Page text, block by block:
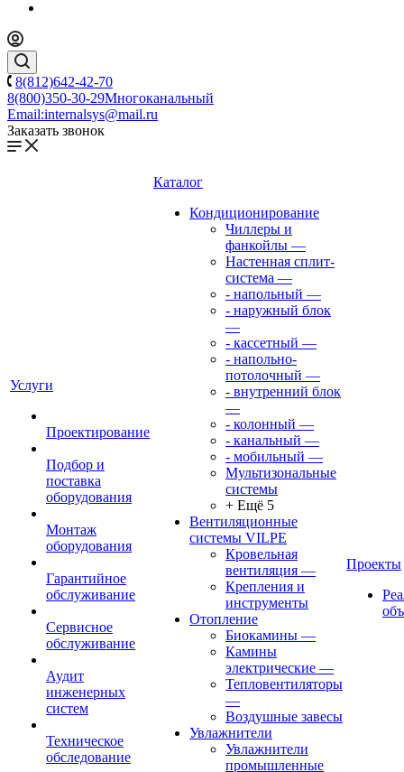
8(812)642-42-70
8(800)350-30-29Многоканальный
Email:internalsys@mail.ru
Заказать звонок
Услуги
Проектирование
Подбор и
поставка
оборудования
Монтаж
оборудования
Гарантийное
обслуживание
Сервисное
обслуживание
Аудит
инженерных
систем
Техническое
обследование
Каталог
Кондиционирование
Чиллеры и
фанкойлы —
Настенная сплит-
система —
- напольный —
- наружный блок
—
- кассетный —
- напольно-
потолочный —
- внутренний блок
—
- колонный —
- канальный —
- мобильный —
Мультизональные
системы
+ Ещё 5
Вентиляционные
системы VILPE
Кровельная
вентиляция —
Крепления и
инструменты
Отопление
Биокамины —
Камины
электрические —
Тепловентиляторы
—
Воздушные завесы
Увлажнители
Увлажнители
промышленные
Проекты